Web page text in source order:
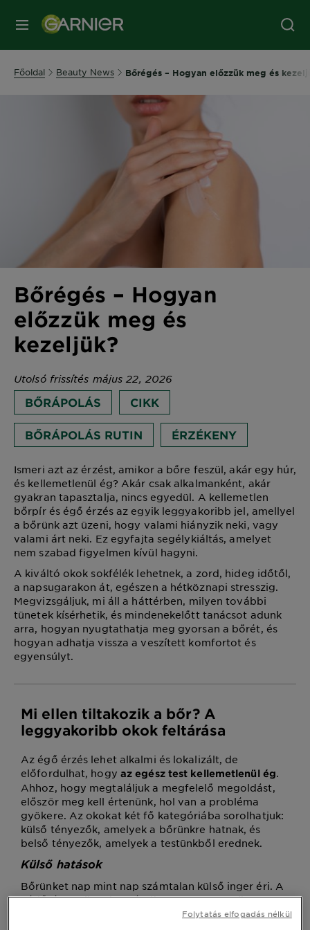
MENÜ
Főoldal Beauty News Bőrégés – Hogyan előzzük meg és
Bőrégés – Hogyan
előzzük meg és
kezeljük?
Utolsó frissítés május 22, 2026
BŐRÁPOLÁS CIKK
BŐRÁPOLÁS RUTIN ÉRZÉKENY
Ismeri azt az érzést, amikor a bőre feszül, akár egy húr,
és kellemetlenül ég? Akár csak alkalmanként, akár
gyakran tapasztalja, nincs egyedül. A kellemetlen
bőrpír és égő érzés az egyik leggyakoribb jel, amellyel
a bőrünk azt üzeni, hogy valami hiányzik neki, vagy
valami árt neki. Ez egyfajta segélykiáltás, amelyet
nem szabad figyelmen kívül hagyni.
A kiváltó okok sokfélék lehetnek, a zord, hideg időtől,
a napsugarakon át, egészen a hétköznapi stresszig.
Megvizsgáljuk, mi áll a háttérben, milyen további
tünetek kísérhetik, és mindenekelőtt tanácsot adunk
arra, hogyan nyugtathatja meg gyorsan a bőrét, és
hogyan adhatja vissza a veszített komfortot és
egyensúlyt.
Mi ellen tiltakozik a bőr? A
leggyakoribb okok feltárása
Az égő érzés lehet alkalmi és lokalizált, de
előfordulhat, hogy az egész test kellemetlenül ég.
Ahhoz, hogy megtaláljuk a megfelelő megoldást,
először meg kell értenünk, hol van a probléma
gyökere. Az okokat két fő kategóriába sorolhatjuk:
külső tényezők, amelyek a bőrünkre hatnak, és
belső tényezők, amelyek a testünkből erednek.
Külső hatások
Bőrünket nap mint nap számtalan külső inger éri. A
védőrétege ilyenkor sérülhet, meggyengülhet,
könnyen égő érzéssel és irritációval reagálhat. A
Folytatás elfogadás nélkül